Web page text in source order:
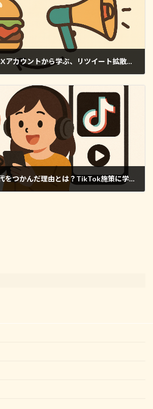
モスバーガー公式Xアカウントから学ぶ、リツイート拡散を加速させるSNS戦略【事例分析】
焼肉きんぐがZ世代をつかんだ理由とは？TikTok施策に学ぶ次世代マーケ戦略